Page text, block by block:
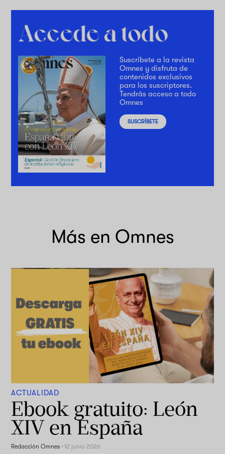
Suscríbete a la revista
Omnes y disfruta de
contenidos exclusivos
para los suscriptores.
Tendrás acceso a todo
Omnes
SUSCRÍBETE
Más en Omnes
ACTUALIDAD
Ebook gratuito: León
XIV en España
Redacción Omnes ·12 junio 2026